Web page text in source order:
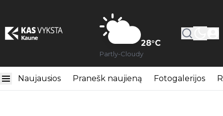
28°C
Partly-Cloudy
Naujausios Pranešk naujieną Fotogalerijos